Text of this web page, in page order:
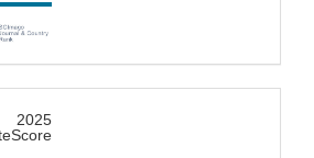
2025